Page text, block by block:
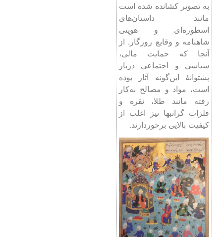
به تصویر کشانده شده است
مانند داستان‌های
اسطوره‌ای و هویتی
شاهنامه و وقایع روزگار. از
آنجا که حمایت مالی،
سیاسی و اجتماعی دربار
پشتوانۀ این‌گونه آثار بوده
است، مواد و مصالح به‌کار
رفته مانند طلا، نقره و
فلزات گرانبها نیز اغلب از
کیفیت بالایی برخوردارند.